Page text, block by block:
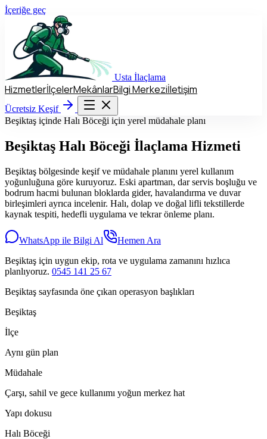
İçeriğe geç
Usta İlaçlama
HizmetlerİlçelerMekânlarBilgi Merkeziİletişim
Ücretsiz Keşif
Hizmetler İlçeler Mekânlar Bilgi Merkezi
Ücretsiz Keşif
Beşiktaş içinde Halı Böceği için yerel müdahale planı
Beşiktaş Halı Böceği İlaçlama Hizmeti
Beşiktaş bölgesinde keşif ve müdahale planını yerel kullanım
yoğunluğuna göre kuruyoruz. Eski apartman, dar servis boşluğu ve
bodrum hacmi bulunan bloklarda gider, havalandırma ve duvar
birleşimleri ayrıca incelenir. Halı, dolap ve doğal lifli tekstillerde
kaynak tespiti, hedefli uygulama ve tekrar önleme planı.
WhatsApp ile Bilgi Al
Hemen Ara
Beşiktaş için uygun ekip, rota ve uygulama zamanını hızlıca
planlıyoruz. 0545 141 25 67
Beşiktaş sayfasında öne çıkan operasyon başlıkları
Beşiktaş
İlçe
Aynı gün plan
Müdahale
Çarşı, sahil ve gece kullanımı yoğun merkez hat
Yapı dokusu
Halı Böceği